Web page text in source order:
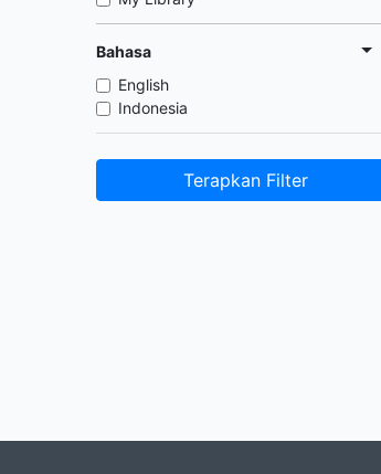
Bahasa
English
Indonesia
Terapkan Filter